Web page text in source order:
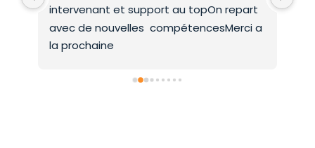
intervenant et support au topOn repart
avec de nouvelles  compétencesMerci a
la prochaine